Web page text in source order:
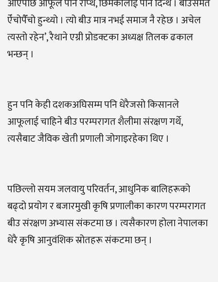
आएपछि आफूले पनि रोप्थे, छिमेकीलाई पनि दिन्थे । बीउसमेत
ऐँचोपैँचो हुन्थ्यो । त्यो बीउ मात्र नभई समाज नै रहेछ । अचेल
त्यस्तो रहेन’, रैथाने एग्री प्रोडक्टका अध्यक्ष तिलक ढकाल
भन्छन् ।
हुन पनि केही दशकअघिसम्म पनि धेरैजसो किसानले
आफूलाई चाहिने बीउ परम्परागत शैलीमा संरक्षण गर्थे,
त्यसैबाट जैविक खेती प्रणाली जोगाइरहेका थिए ।
पछिल्लो सयम जलवायु परिवर्तन, आधुनिक बालिहरूको
बढ्दो प्रयोग र बजारमुखी कृषि प्रणालीका कारण परम्परागत
बीउ संरक्षण अभ्यास संकटमा छ । त्यसैकारण होला नेपालका
धेरै कृषि आनुवंशिक स्रोतहरू संकटमा छन् ।